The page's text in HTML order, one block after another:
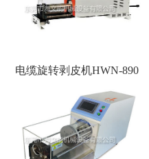
电缆旋转剥皮机HWN-890